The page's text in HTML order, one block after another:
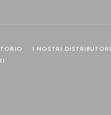
I NOSTRI DISTRIBUTORI